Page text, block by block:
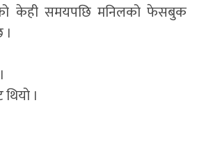
केही समयपछि मनिलको फेसबुक
।